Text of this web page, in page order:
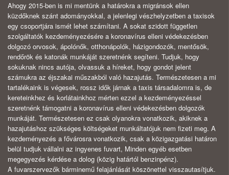
Ahogy 2015-ben is mi mentünk a határokra a migránsok ellen
küzdőknek szánt adományokkal, a jelenlegi vészhelyzetben a taxisok
egy csoportjára ismét lehet számítani. A sokat szidott független
szolgáltatók kezdeményezésére a koronavírus elleni védekezésben
dolgozó orvosok, ápolónők, otthonápolók, házigondozók, mentősök,
rendőrök és katonák munkáját szeretnénk segíteni. Tudjuk, hogy
sokuknak nincs autója, olvassuk a híreket, hogy gondot jelent
számukra az éjszakai műszakból való hazajutás. Természetesen a mi
tartalékaink is végesek, rossz idők járnak a taxis társadalomra is, de
kereteinkhez és korlátainkhoz mérten ezzel a kezdeményezéssel
szeretnénk támogatni a koronavírus elleni védekezésben dolgozók
munkáját. Természetesen ez csak olyanokra vonatkozik, akiknek a
hazajutáshoz szükséges költségeket munkáltatójuk nem fizeti meg. A
kezdeményezés a fővárosra vonatkozik, csak a közigazgatási határon
belül tudjuk vállalni az ingyenes fuvart, Minden egyéb esetben
megegyezés kérdése a dolog (közig határtól benzinpénz).
A fuvarszervezők bárminemű felajánlását köszönettel visszautasítjuk.